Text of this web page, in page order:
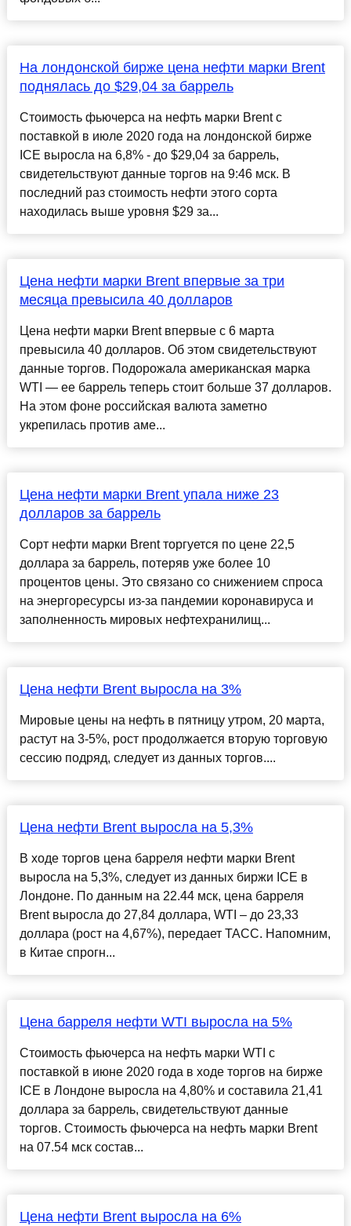
На лондонской бирже цена нефти марки Brent
поднялась до $29,04 за баррель
Стоимость фьючерса на нефть марки Brent с
поставкой в июле 2020 года на лондонской бирже
ICE выросла на 6,8% - до $29,04 за баррель,
свидетельствуют данные торгов на 9:46 мск. В
последний раз стоимость нефти этого сорта
находилась выше уровня $29 за...
Цена нефти марки Brent впервые за три
месяца превысила 40 долларов
Цена нефти марки Brent впервые с 6 марта
превысила 40 долларов. Об этом свидетельствуют
данные торгов. Подорожала американская марка
WTI — ее баррель теперь стоит больше 37 долларов.
На этом фоне российская валюта заметно
укрепилась против аме...
Цена нефти марки Brent упала ниже 23
долларов за баррель
Сорт нефти марки Brent торгуется по цене 22,5
доллара за баррель, потеряв уже более 10
процентов цены. Это связано со снижением спроса
на энергоресурсы из-за пандемии коронавируса и
заполненность мировых нефтехранилищ...
Цена нефти Brent выросла на 3%
Мировые цены на нефть в пятницу утром, 20 марта,
растут на 3-5%, рост продолжается вторую торговую
сессию подряд, следует из данных торгов....
Цена нефти Brent выросла на 5,3%
В ходе торгов цена барреля нефти марки Brent
выросла на 5,3%, следует из данных биржи ICE в
Лондоне. По данным на 22.44 мск, цена барреля
Brent выросла до 27,84 доллара, WTI – до 23,33
доллара (рост на 4,67%), передает ТАСС. Напомним,
в Китае спрогн...
Цена барреля нефти WTI выросла на 5%
Стоимость фьючерса на нефть марки WTI с
поставкой в июне 2020 года в ходе торгов на бирже
ICE в Лондоне выросла на 4,80% и составила 21,41
доллара за баррель, свидетельствуют данные
торгов. Стоимость фьючерса на нефть марки Brent
на 07.54 мск состав...
Цена нефти Brent выросла на 6%